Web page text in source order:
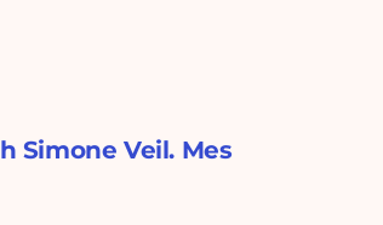
Simone Veil. Mes